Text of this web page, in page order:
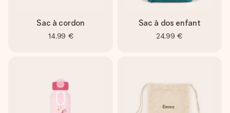
Sac à cordon
14,99 €
Sac à dos enfant
24,99 €